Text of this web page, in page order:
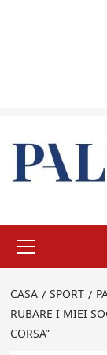
principale
CASA SPORT
RUBARE I MIEI
CORSA”